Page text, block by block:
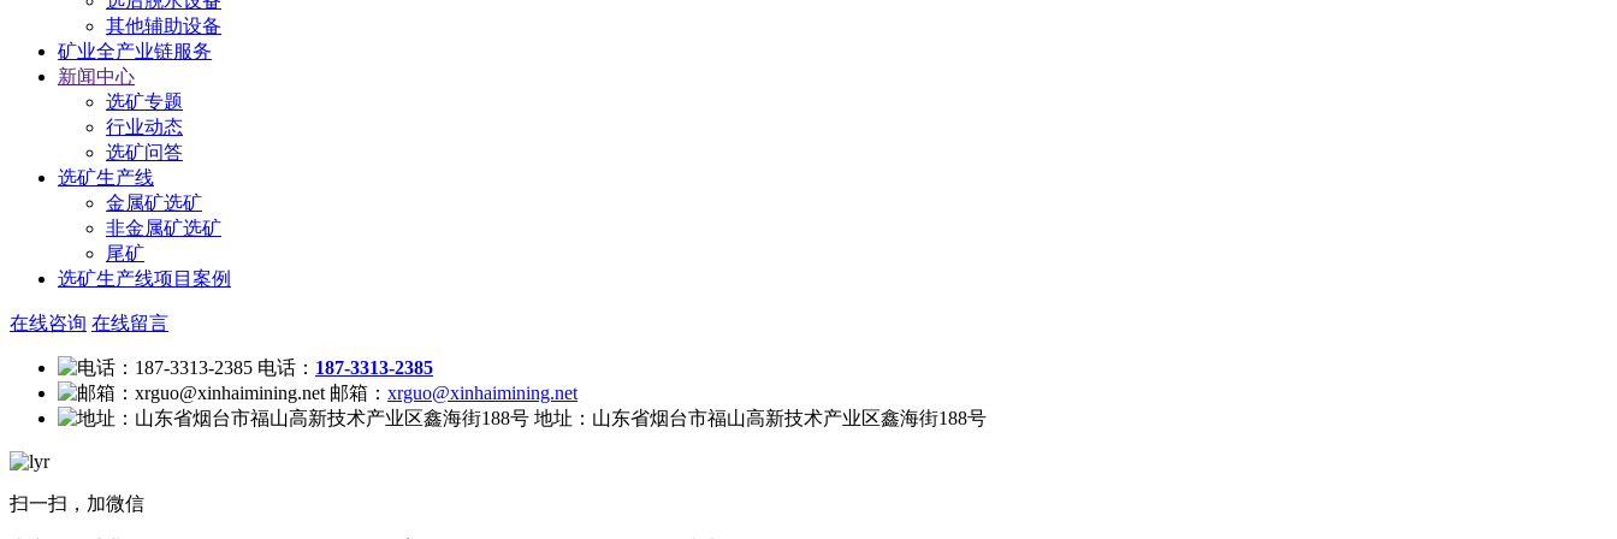
其他辅助设备
矿业全产业链服务
新闻中心
选矿专题
行业动态
选矿问答
选矿生产线
金属矿选矿
非金属矿选矿
尾矿
选矿生产线项目案例
在线咨询 在线留言
电话： 187-3313-2385
邮箱： xrguo@xinhaimining.net
地址： 山东省烟台市福山高新技术产业区鑫海街188号
扫一扫，加微信